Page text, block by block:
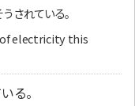
されている。
electricity this
る。